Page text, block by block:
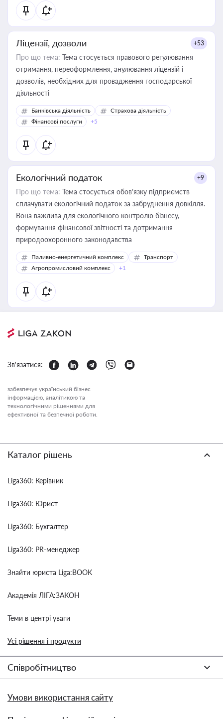
Ліцензії, дозволи +53
Про що тема: Тема стосується правового регулювання
отримання, переоформлення, анулювання ліцензій і
дозволів, необхідних для провадження господарської
діяльності
Банківська діяльність
Страхова діяльність
Фінансові послуги
+5
Екологічний податок +9
Про що тема: Тема стосується обов’язку підприємств
сплачувати екологічний податок за забруднення довкілля.
Вона важлива для екологічного контролю бізнесу,
формування фінансової звітності та дотримання
природоохоронного законодавства
Паливно-енергетичний комплекс
Транспорт
Агропромисловий комплекс
+1
Зв'язатися:
забезпечує український бізнес
інформацією, аналітикою та
технологічними рішеннями для
ефективної та безпечної роботи.
Каталог рішень
Liga360: Керівник
Liga360: Юрист
Liga360: Бухгалтер
Liga360: PR-менеджер
Знайти юриста Liga:BOOK
Академія ЛІГА:ЗАКОН
Теми в центрі уваги
Усі рішення і продукти
Співробітництво
Умови використання сайту